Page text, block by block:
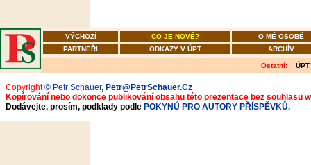
VÝCHOZÍ CO JE NOVÉ?
O MÉ OSOBĚ
PARTNEŘI
ODKAZY V ÚPT ARCHÍV
Ostatní: ÚPT
Copyright© Petr Schauer, Petr@PetrSchauer.Cz
Kopírování nebo dokonce publikování obsahu této prezentace bez souhlasu
Dodávejte, prosím, podklady podle POKYNŮ PRO AUTORY PŘÍSPĚVKŮ.